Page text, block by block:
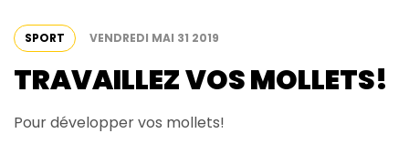
SPORT VENDREDI MAI 31 2019
TRAVAILLEZ VOS MOLLETS!
Pour développer vos mollets!